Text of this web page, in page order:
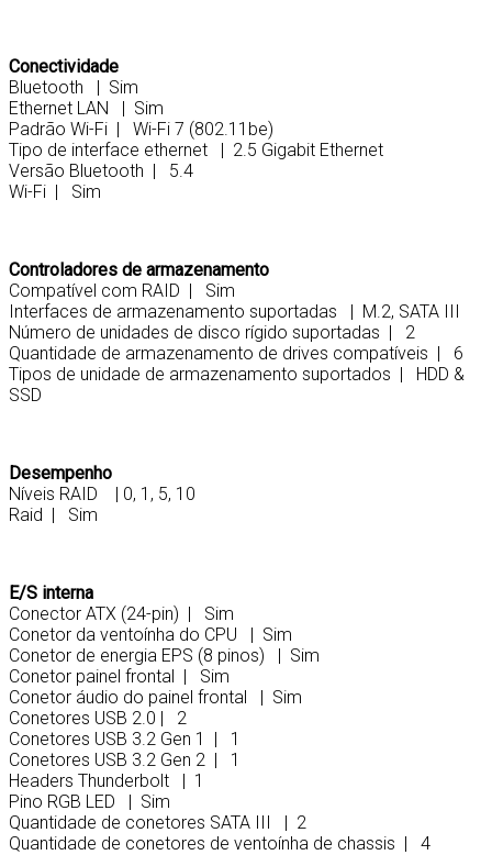
Conectividade
Bluetooth | Sim
Ethernet LAN | Sim
Padrão Wi-Fi | Wi-Fi 7 (802.11be)
Tipo de interface ethernet | 2.5 Gigabit Ethernet
Versão Bluetooth | 5.4
Wi-Fi | Sim
Controladores de armazenamento
Compatível com RAID | Sim
Interfaces de armazenamento suportadas | M.2, SATA III
Número de unidades de disco rígido suportadas | 2
Quantidade de armazenamento de drives compatíveis | 6
Tipos de unidade de armazenamento suportados | HDD &
SSD
Desempenho
Níveis RAID | 0, 1, 5, 10
Raid | Sim
E/S interna
Conector ATX (24-pin) | Sim
Conetor da ventoínha do CPU | Sim
Conetor de energia EPS (8 pinos) | Sim
Conetor painel frontal | Sim
Conetor áudio do painel frontal | Sim
Conetores USB 2.0 | 2
Conetores USB 3.2 Gen 1 | 1
Conetores USB 3.2 Gen 2 | 1
Headers Thunderbolt | 1
Pino RGB LED | Sim
Quantidade de conetores SATA III | 2
Quantidade de conetores de ventoínha de chassis | 4